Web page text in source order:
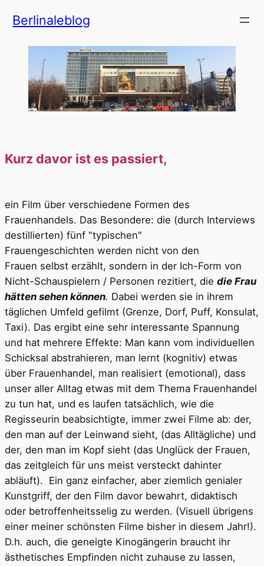
Inhalt
Berlinaleblog
Kurz davor ist es passiert,
ein Film über verschiedene Formen des
Frauenhandels. Das Besondere: die (durch Interviews
destillierten) fünf "typischen"
Frauengeschichten werden nicht von den
Frauen selbst erzählt, sondern in der Ich-Form von
Nicht-Schauspielern / Personen rezitiert, die die Frau
hätten sehen können. Dabei werden sie in ihrem
täglichen Umfeld gefilmt (Grenze, Dorf, Puff, Konsulat,
Taxi). Das ergibt eine sehr interessante Spannung
und hat mehrere Effekte: Man kann vom individuellen
Schicksal abstrahieren, man lernt (kognitiv) etwas
über Frauenhandel, man realisiert (emotional), dass
unser aller Alltag etwas mit dem Thema Frauenhandel
zu tun hat, und es laufen tatsächlich, wie die
Regisseurin beabsichtigte, immer zwei Filme ab: der,
den man auf der Leinwand sieht, (das Alltägliche) und
der, den man im Kopf sieht (das Unglück der Frauen,
das zeitgleich für uns meist versteckt dahinter
abläuft). Ein ganz einfacher, aber ziemlich genialer
Kunstgriff, der den Film davor bewahrt, didaktisch
oder betroffenheitsselig zu werden. (Visuell übrigens
einer meiner schönsten Filme bisher in diesem Jahr!).
D.h. auch, die geneigte Kinogängerin braucht ihr
ästhetisches Empfinden nicht zuhause zu lassen,